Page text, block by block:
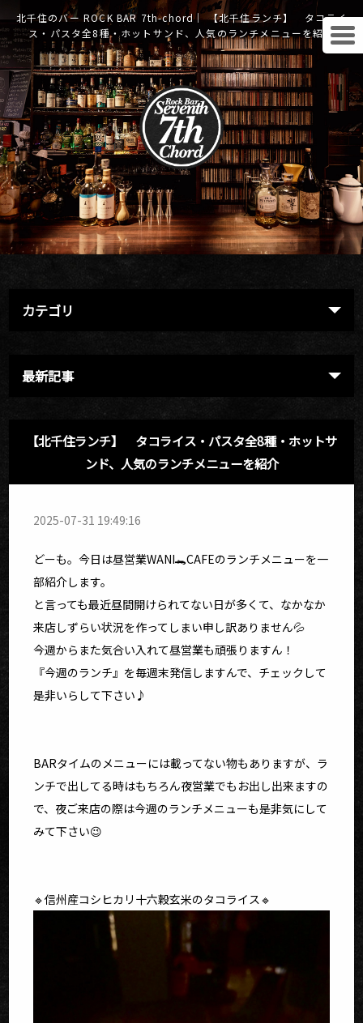
北千住のバー ROCK BAR 7th-chord｜ 【北千住ランチ】 タコライ
ス・パスタ全8種・ホットサンド、人気のランチメニューを紹介
カテゴリ
最新記事
【北千住ランチ】 タコライス・パスタ全8種・ホットサ
ンド、人気のランチメニューを紹介
2025-07-31 19:49:16
どーも。今日は昼営業WANI🐊CAFEのランチメニューを一
部紹介します。
と言っても最近昼間開けられてない日が多くて、なかなか
来店しずらい状況を作ってしまい申し訳ありません💦
今週からまた気合い入れて昼営業も頑張りますん！
『今週のランチ』を毎週末発信しますんで、チェックして
是非いらして下さい♪
BARタイムのメニューには載ってない物もありますが、ラ
ンチで出してる時はもちろん夜営業でもお出し出来ますの
で、夜ご来店の際は今週のランチメニューも是非気にして
みて下さい😉
🔹信州産コシヒカリ十六穀玄米のタコライス🔹